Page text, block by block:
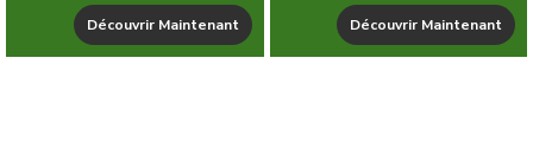
Découvrir Maintenant Découvrir Maintenant